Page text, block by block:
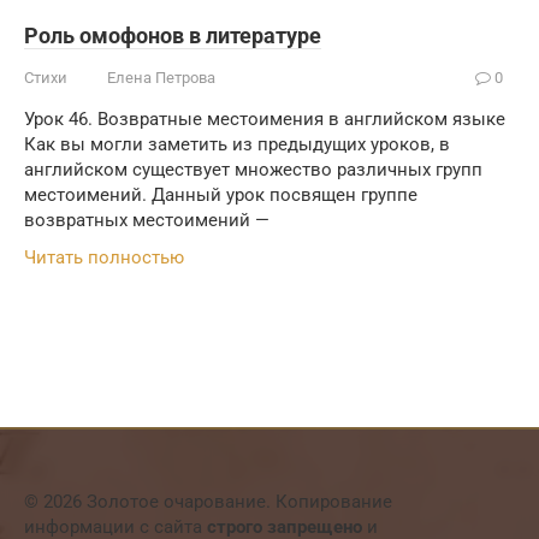
Роль омофонов в литературе
Стихи Елена Петрова 0
Урок 46. Возвратные местоимения в английском языке
Как вы могли заметить из предыдущих уроков, в
английском существует множество различных групп
местоимений. Данный урок посвящен группе
возвратных местоимений —
Читать полностью
© 2026 Золотое очарование. Копирование
информации с сайта строго запрещено и